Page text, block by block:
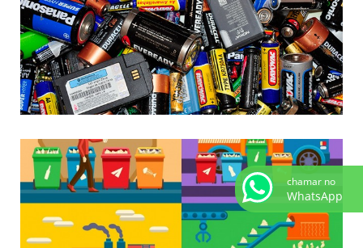
chamar no
WhatsApp